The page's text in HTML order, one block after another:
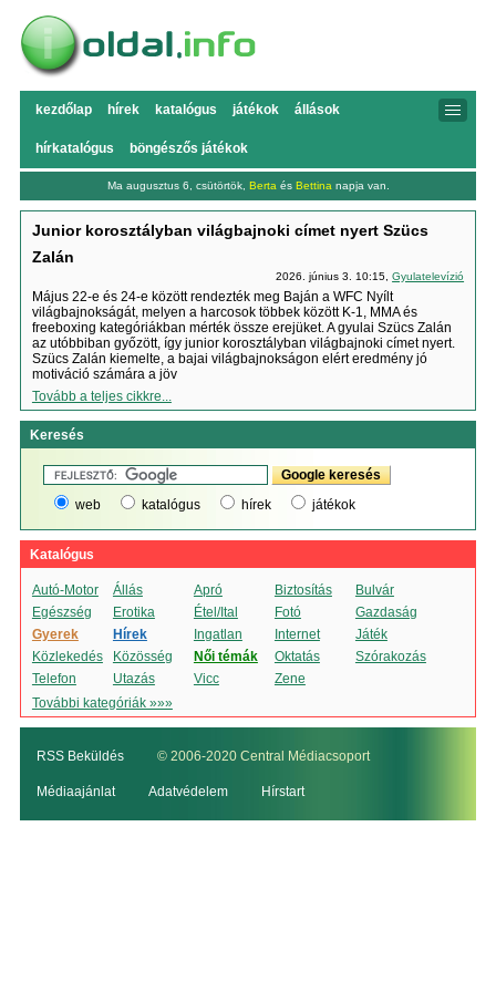
kezdőlap hírek katalógus játékok állások
hírkatalógus böngészős játékok
Ma augusztus 6, csütörtök, Berta és Bettina napja van.
Junior korosztályban világbajnoki címet nyert Szücs
Zalán
2026. június 3. 10:15,Gyulatelevízió
Május 22-e és 24-e között rendezték meg Baján a WFC Nyílt
világbajnokságát, melyen a harcosok többek között K-1, MMA és
freeboxing kategóriákban mérték össze erejüket. A gyulai Szücs Zalán
az utóbbiban győzött, így junior korosztályban világbajnoki címet nyert.
Szücs Zalán kiemelte, a bajai világbajnokságon elért eredmény jó
motiváció számára a jöv
Tovább a teljes cikkre...
Keresés
web katalógus hírek játékok
Katalógus
Autó-Motor Állás Apró Biztosítás
Bulvár
Egészség
Erotika Étel/Ital Fotó
Gazdaság
Gyerek
Hírek Ingatlan Internet
Játék
Közlekedés
Közösség Női témák Oktatás
Szórakozás
Telefon
Utazás Vicc
Zene
További kategóriák »»»
RSS Beküldés © 2006-2020 Central Médiacsoport
Médiaajánlat Adatvédelem Hírstart